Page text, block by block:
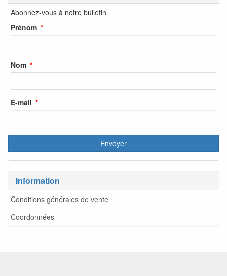
Abonnez-vous à notre bulletin
Prénom
Nom
E-mail
Information
Conditions générales de vente
Coordonnées